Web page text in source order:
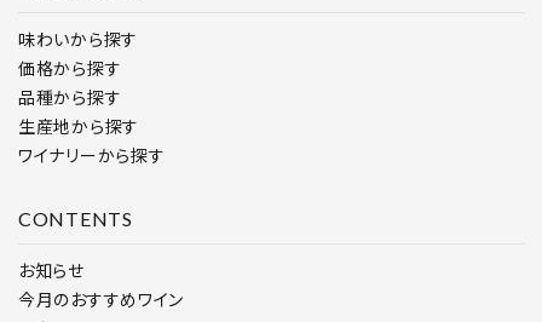
味わいから探す
価格から探す
品種から探す
生産地から探す
ワイナリーから探す
CONTENTS
お知らせ
今月のおすすめワイン